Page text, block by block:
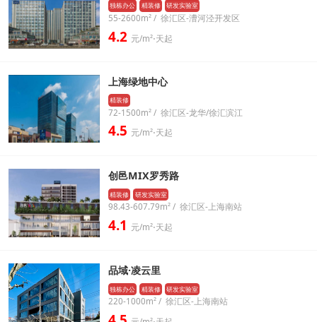
独栋办公 精装修 研发实验室
55-2600m² / 徐汇区-漕河泾开发区
4.2 元/m²⋅天起
上海绿地中心
精装修
72-1500m² / 徐汇区-龙华/徐汇滨江
4.5 元/m²⋅天起
创邑MIX罗秀路
精装修 研发实验室
98.43-607.79m² / 徐汇区-上海南站
4.1 元/m²⋅天起
品域·凌云里
独栋办公 精装修 研发实验室
220-1000m² / 徐汇区-上海南站